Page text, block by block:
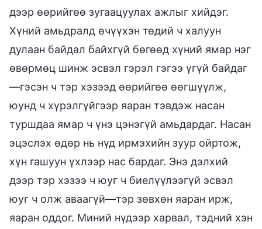
дээр өөрийгөө зугаацуулах ажлыг хийдэг.
Хүний амьдралд өчүүхэн төдий ч халуун
дулаан байдал байхгүй бөгөөд хүний ямар нэг
өвөрмөц шинж эсвэл гэрэл гэгээ үгүй байдаг
—гэсэн ч тэр хэзээд өөрийгөө өөгшүүлж,
юунд ч хүрэлгүйгээр яаран тэвдэж насан
туршдаа ямар ч үнэ цэнэгүй амьдардаг. Насан
эцэслэх өдөр нь нүд ирмэхийн зуур ойртож,
хүн гашуун үхлээр нас бардаг. Энэ дэлхий
дээр тэр хэзээ ч юуг ч биелүүлээгүй эсвэл
юуг ч олж аваагүй—тэр зөвхөн яаран ирж,
яаран оддог. Миний нүдээр харвал, тэдний хэн